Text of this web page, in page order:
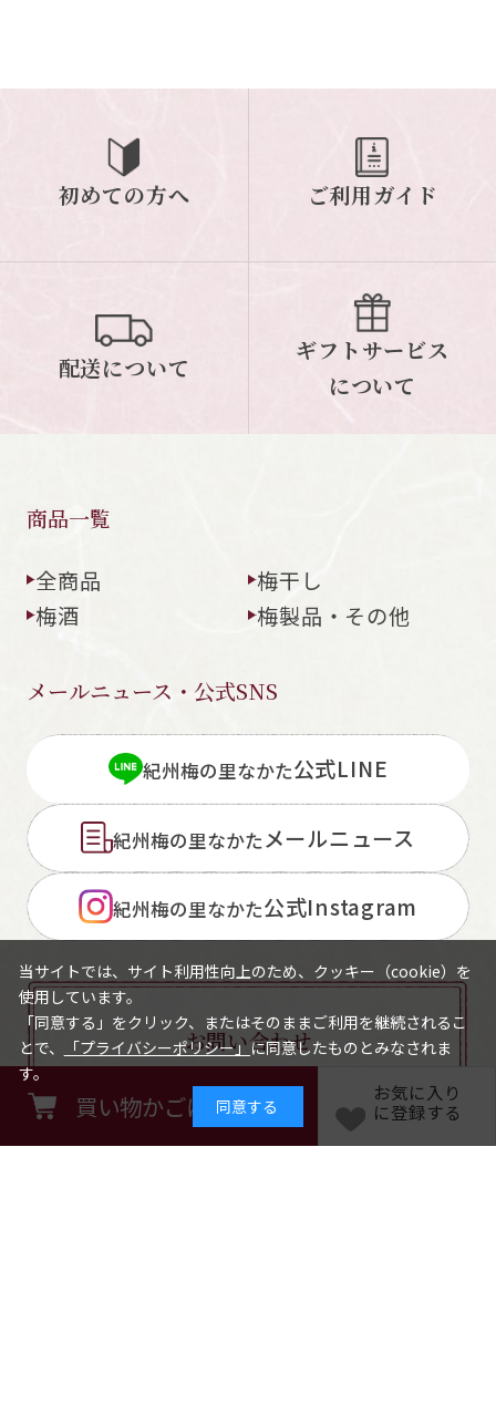
買い物かごに入れる
お気に入り
に登録する
初めての方へ ご利用ガイド
配送について
ギフトサービス
について
商品一覧
全商品
梅干し
梅酒
梅製品・その他
メールニュース・公式SNS
紀州梅の里なかた公式LINE
紀州梅の里なかた メールニュース
紀州梅の里なかた公式Instagram
お問い合わせ
0120-12-2486
【営業時間】8:30～17:30
当サイトでは、サイト利用性向上のため、クッキー（cookie）を
使用しています。
「同意する」をクリック、またはそのままご利用を継続されるこ
とで、
「プライバシーポリシー」に同意したものとみなされま
す。
同意する